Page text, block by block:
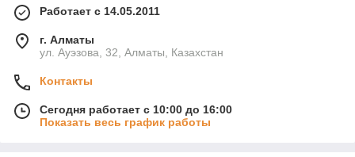
Работает с 14.05.2011
г. Алматы
ул. Ауэзова, 32, Алматы, Казахстан
Контакты
Сегодня работает с 10:00 до 16:00
Показать весь график работы